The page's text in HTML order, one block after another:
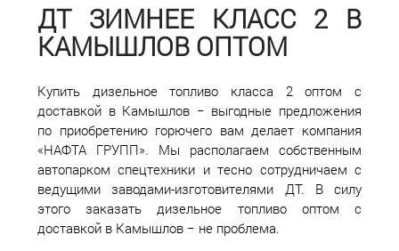
ДТ ЗИМНЕЕ КЛАСС 2 В
КАМЫШЛОВ ОПТОМ
Купить дизельное топливо класса 2 оптом с
доставкой в Камышлов − выгодные предложения
по приобретению горючего вам делает компания
«НАФТА ГРУПП». Мы располагаем собственным
автопарком спецтехники и тесно сотрудничаем с
ведущими заводами-изготовителями ДТ. В силу
этого заказать дизельное топливо оптом с
доставкой в Камышлов − не проблема.